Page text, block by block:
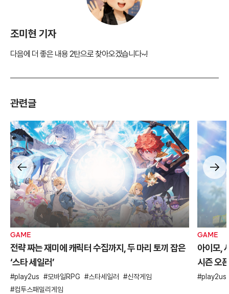
조미현 기자
다음에 더 좋은 내용 2탄으로 찾아오겠습니다~!
관련글
GAME
전략 짜는 재미에 캐릭터 수집까지, 두 마리 토끼 잡은
‘스타 세일러’
play2us 모바일RPG 스타세일러
신작게임
컴투스패밀리게임
GAME
아이모,
시즌 오픈
play2us